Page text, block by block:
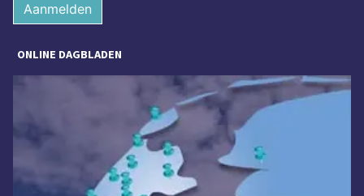
Aanmelden
ONLINE DAGBLADEN